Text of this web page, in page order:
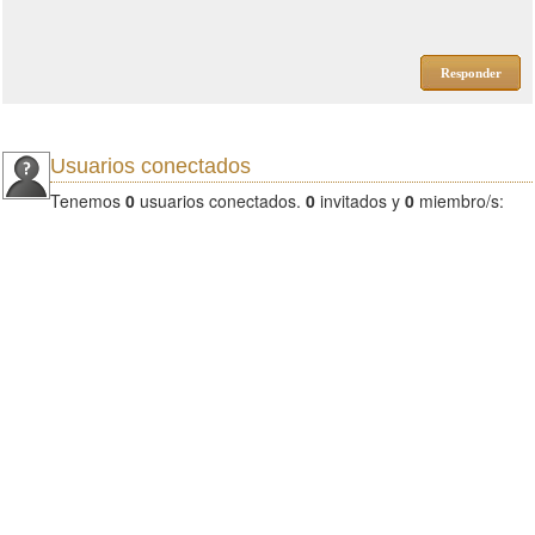
Responder
Usuarios conectados
Tenemos 0 usuarios conectados. 0 invitados y 0 miembro/s: